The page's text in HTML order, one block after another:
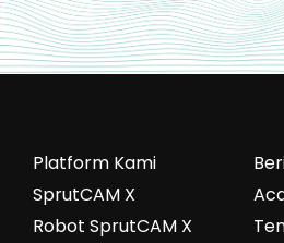
Platform Kami
SprutCAM X
Robot SprutCAM X